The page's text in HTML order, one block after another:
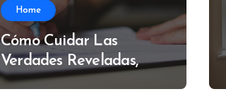
Home
Cómo Cuidar Las
Verdades Reveladas,
Alfredo Muzzi